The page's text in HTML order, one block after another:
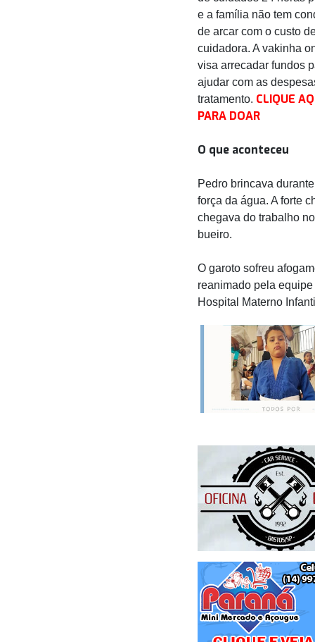
e a família não tem
de arcar com o custo
cuidadora. A vakinha
visa arrecadar fundos
ajudar com as
tratamento. CLIQUE
PARA DOAR
O que aconteceu
Pedro brincava
força da água. A forte
chegava do trabalho
bueiro.
O garoto sofreu
reanimado pela
Hospital Materno